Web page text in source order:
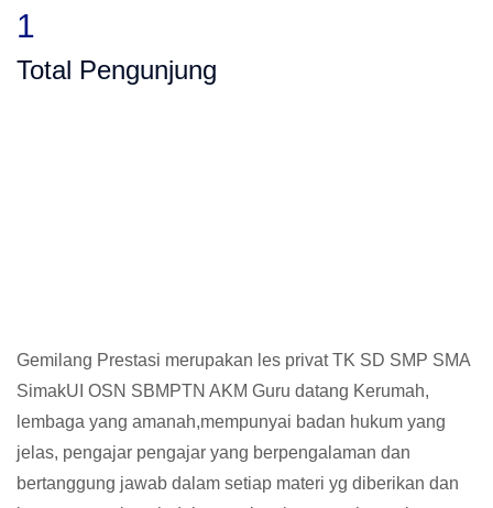
1
Total Pengunjung
Gemilang Prestasi merupakan les privat TK SD SMP SMA
SimakUI OSN SBMPTN AKM Guru datang Kerumah,
lembaga yang amanah,mempunyai badan hukum yang
jelas, pengajar pengajar yang berpengalaman dan
bertanggung jawab dalam setiap materi yg diberikan dan